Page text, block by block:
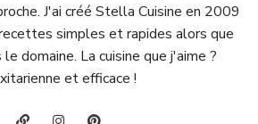
J'ai créé Stella Cuisine en 2009
simples et rapides alors que
domaine. La cuisine que j'aime ?
et efficace !